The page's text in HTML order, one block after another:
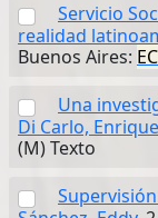
Servicio
realidad
Buenos Aires:
Una
Di Carlo, Enrique
(M) Texto